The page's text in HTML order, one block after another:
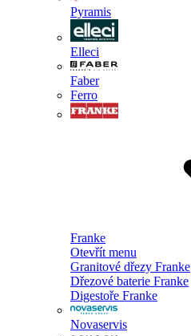
Pyramis
Elleci
Faber
Ferro
Franke
Otevřít menu
Granitové dřezy Franke
Dřezové baterie Franke
Digestoře Franke
Novaservis